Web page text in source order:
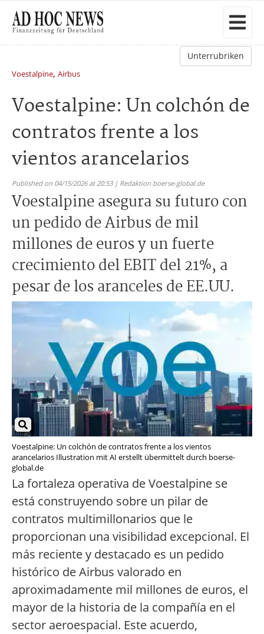
Unterrubriken
Voestalpine, Airbus
Voestalpine: Un colchón de
contratos frente a los
vientos arancelarios
Published on 04/15/2026 at 20:53 | Redaktion boerse-global.de
Voestalpine asegura su futuro con
un pedido de Airbus de mil
millones de euros y un fuerte
crecimiento del EBIT del 21%, a
pesar de los aranceles de EE.UU.
Voestalpine: Un colchón de contratos frente a los vientos
arancelarios Illustration mit AI erstellt übermittelt durch boerse-
global.de
La fortaleza operativa de Voestalpine se
está construyendo sobre un pilar de
contratos multimillonarios que le
proporcionan una visibilidad excepcional. El
más reciente y destacado es un pedido
histórico de Airbus valorado en
aproximadamente mil millones de euros, el
mayor de la historia de la compañía en el
sector aeroespacial. Este acuerdo,